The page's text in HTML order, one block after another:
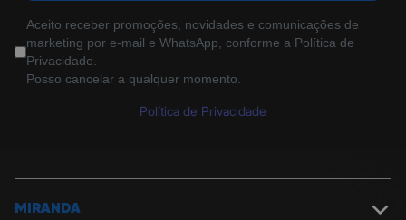
Aceito receber promoções, novidades e comunicações de
marketing por e-mail e WhatsApp, conforme a Política de
Privacidade.
Posso cancelar a qualquer momento.
Política de Privacidade
MIRANDA